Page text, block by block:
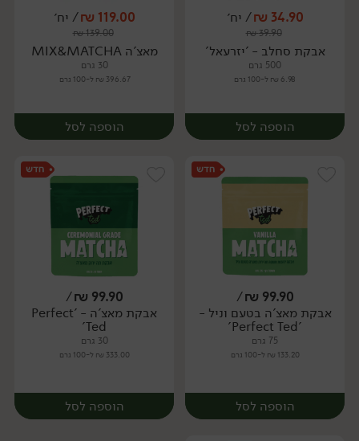
יח׳ יח׳
34.90
₪/ יח׳
39.90
₪
אבקת סחלב - 'יזרעאל'
500 גרם
6.98 ₪ ל-100 גרם
הוספה לסל
יח׳
119.00
₪/ יח׳
139.00
₪
מאצ'ה MIX&MATCHA
30 גרם
396.67 ₪ ל-100 גרם
הוספה לסל
יח׳
99.90
₪
/
אבקת מאצ'ה בטעם וניל -
'Perfect Ted'
75 גרם
133.20 ₪ ל-100 גרם
הוספה לסל
99.90
₪
/
אבקת מאצ'ה - 'Perfect
Ted'
30 גרם
333.00 ₪ ל-100 גרם
הוספה לסל